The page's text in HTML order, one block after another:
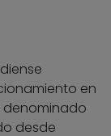
en
denominado
desde